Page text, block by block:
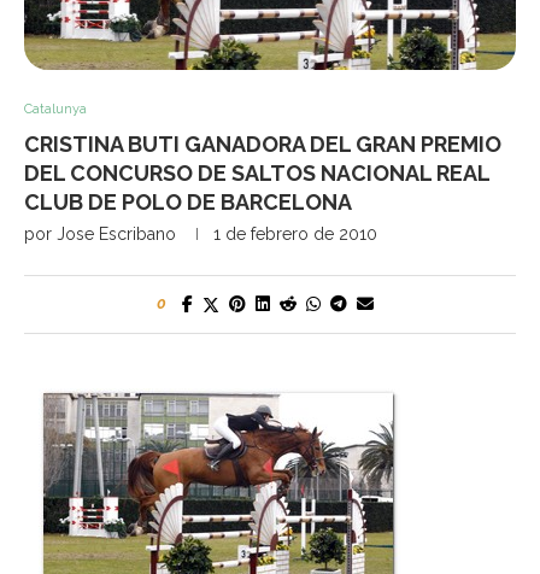
Catalunya
CRISTINA BUTI GANADORA DEL GRAN PREMIO
DEL CONCURSO DE SALTOS NACIONAL REAL
CLUB DE POLO DE BARCELONA
por Jose Escribano 1 de febrero de 2010
0